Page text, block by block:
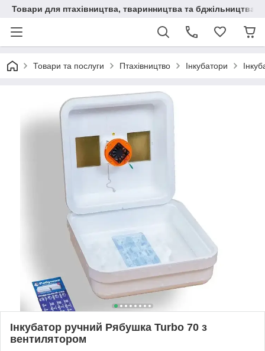
Товари для птахівництва, тваринництва та бджільництва
Товари та послуги Птахівництво Інкубатори
Інкубатор ручний Рябушка Turbo 70 з
вентилятором